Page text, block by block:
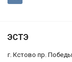
ЭСТЭ
г. Кстово пр.